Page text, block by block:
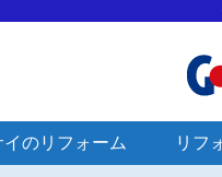
イのリフォーム リフ